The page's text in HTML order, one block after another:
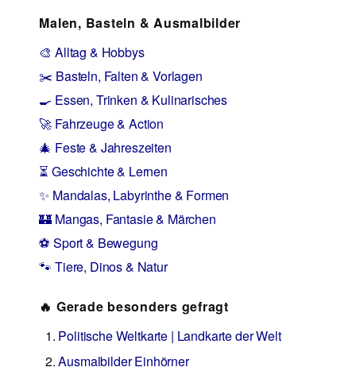
Malen, Basteln & Ausmalbilder
🎨 Alltag & Hobbys
✂️ Basteln, Falten & Vorlagen
🍳 Essen, Trinken & Kulinarisches
🚀 Fahrzeuge & Action
🎄 Feste & Jahreszeiten
⏳ Geschichte & Lernen
✨ Mandalas, Labyrinthe & Formen
🏰 Mangas, Fantasie & Märchen
⚽ Sport & Bewegung
🐾 Tiere, Dinos & Natur
🔥 Gerade besonders gefragt
Politische Weltkarte | Landkarte der Welt
Ausmalbilder Einhörner